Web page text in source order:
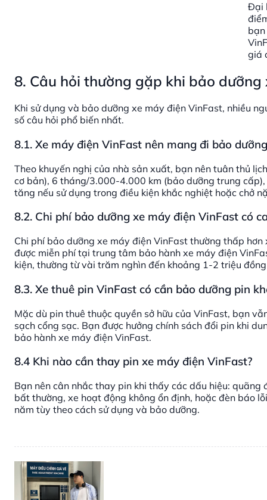
Đại
giá
8. Câu hỏi thường gặp khi bảo
Khi sử dụng và bảo dưỡng xe máy điện VinFast, nhiều
số câu hỏi phổ biến nhất.
8.1. Xe máy điện VinFast nên mang đi bảo
Theo khuyến nghị của nhà sản xuất, bạn nên tuân thủ
cơ bản), 6 tháng/3.000-4.000 km (bảo dưỡng trung
tăng nếu sử dụng trong điều kiện khắc nghiệt hoặc chở
8.2. Chi phí bảo dưỡng xe máy điện VinFast có
Chi phí bảo dưỡng xe máy điện VinFast thường thấp
được miễn phí tại trung tâm bảo hành xe máy điện
kiện, thường từ vài trăm nghìn đến khoảng 1-2 triệu
8.3. Xe thuê pin VinFast có cần bảo dưỡng pin
Mặc dù pin thuê thuộc quyền sở hữu của VinFast, bạn
sạch cổng sạc. Bạn được hưởng chính sách đổi pin khi
bảo hành xe máy điện VinFast.
8.4 Khi nào cần thay pin xe máy điện VinFast?
Bạn nên cân nhắc thay pin khi thấy các dấu hiệu:
bất thường, xe hoạt động không ổn định, hoặc đèn báo
năm tùy theo cách sử dụng và bảo dưỡng.